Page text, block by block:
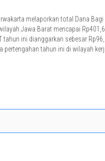
melaporkan total Dana Bagi
Jawa Barat mencapai
tahun ini dianggarkan sebesar
tahun ini di wilayah